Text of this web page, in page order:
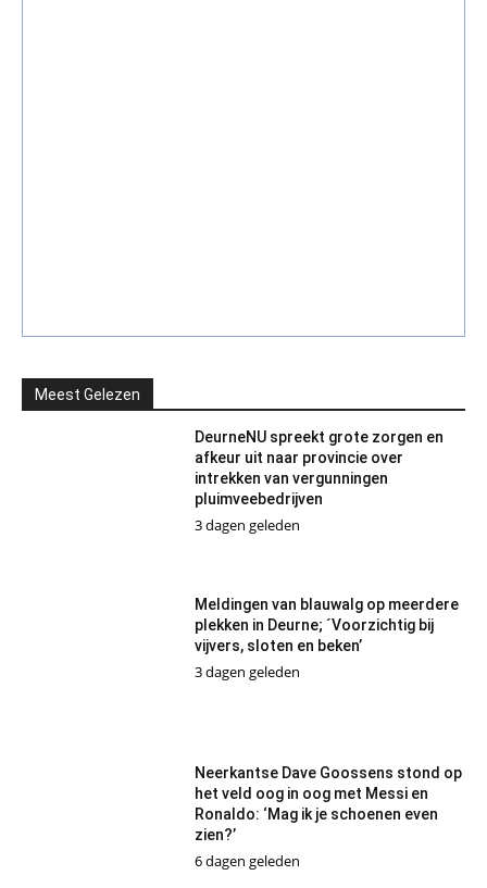
Meest Gelezen
DeurneNU spreekt grote zorgen en
afkeur uit naar provincie over
intrekken van vergunningen
pluimveebedrijven
3 dagen geleden
Meldingen van blauwalg op meerdere
plekken in Deurne; ´Voorzichtig bij
vijvers, sloten en beken’
3 dagen geleden
Neerkantse Dave Goossens stond op
het veld oog in oog met Messi en
Ronaldo: ‘Mag ik je schoenen even
zien?’
6 dagen geleden